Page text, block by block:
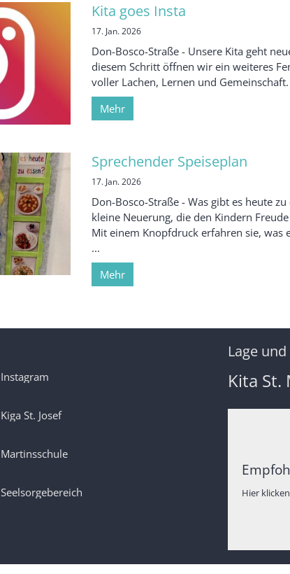
Kita goes Insta
17. Jan. 2026
Don-Bosco-Straße - Unsere Kita geht
diesem Schritt öffnen wir ein weiteres
voller Lachen, Lernen und Gemeinschaft.
Mehr
Sprechender Speiseplan
17. Jan. 2026
Don-Bosco-Straße - Was gibt es heute
kleine Neuerung, die den Kindern
Mit einem Knopfdruck erfahren sie, was
...
Mehr
Instagram
Kiga St. Josef
Martinsschule
Seelsorgebereich
Lage
Kita St.
Hier